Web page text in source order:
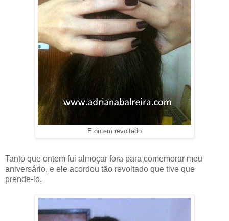
E ontem revoltado
Tanto que ontem fui almoçar fora para comemorar meu
aniversário, e ele acordou tão revoltado que tive que
prende-lo.